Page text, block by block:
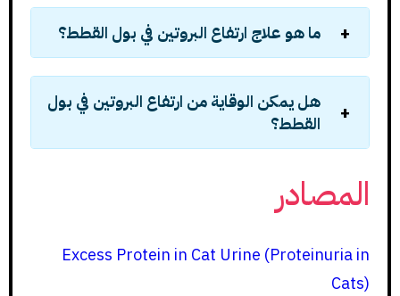
ما هو علاج ارتفاع البروتين في بول القطط؟
هل يمكن الوقاية من ارتفاع البروتين في بول
القطط؟
المصادر
Excess Protein in Cat Urine (Proteinuria in
Cats)